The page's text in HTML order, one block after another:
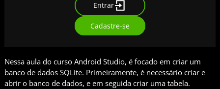
Entrar
Cadastre-se
Nessa aula do curso Android Studio, é focado em criar um
banco de dados SQLite. Primeiramente, é necessário criar e
abrir o banco de dados, e em seguida criar uma tabela.